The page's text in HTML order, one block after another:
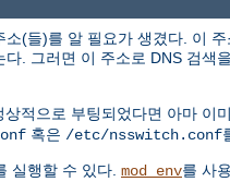
(들)를 알 필요가 생겼다. 이
. 그러면 이 주소로 DNS 검색
적으로 부팅되었다면 아마 이
혹은 /etc/nsswitch.conf
실행할 수 있다. mod_env를 사